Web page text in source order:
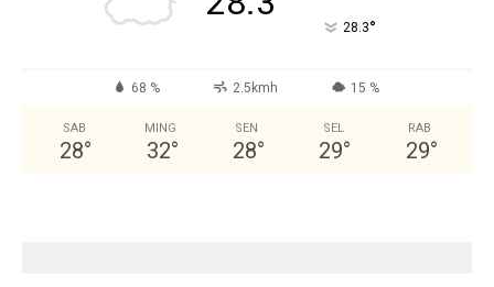
28.3°
68 % 2.5kmh 15 %
SAB
28°
MING
32°
SEN
28°
SEL
29°
RAB
29°